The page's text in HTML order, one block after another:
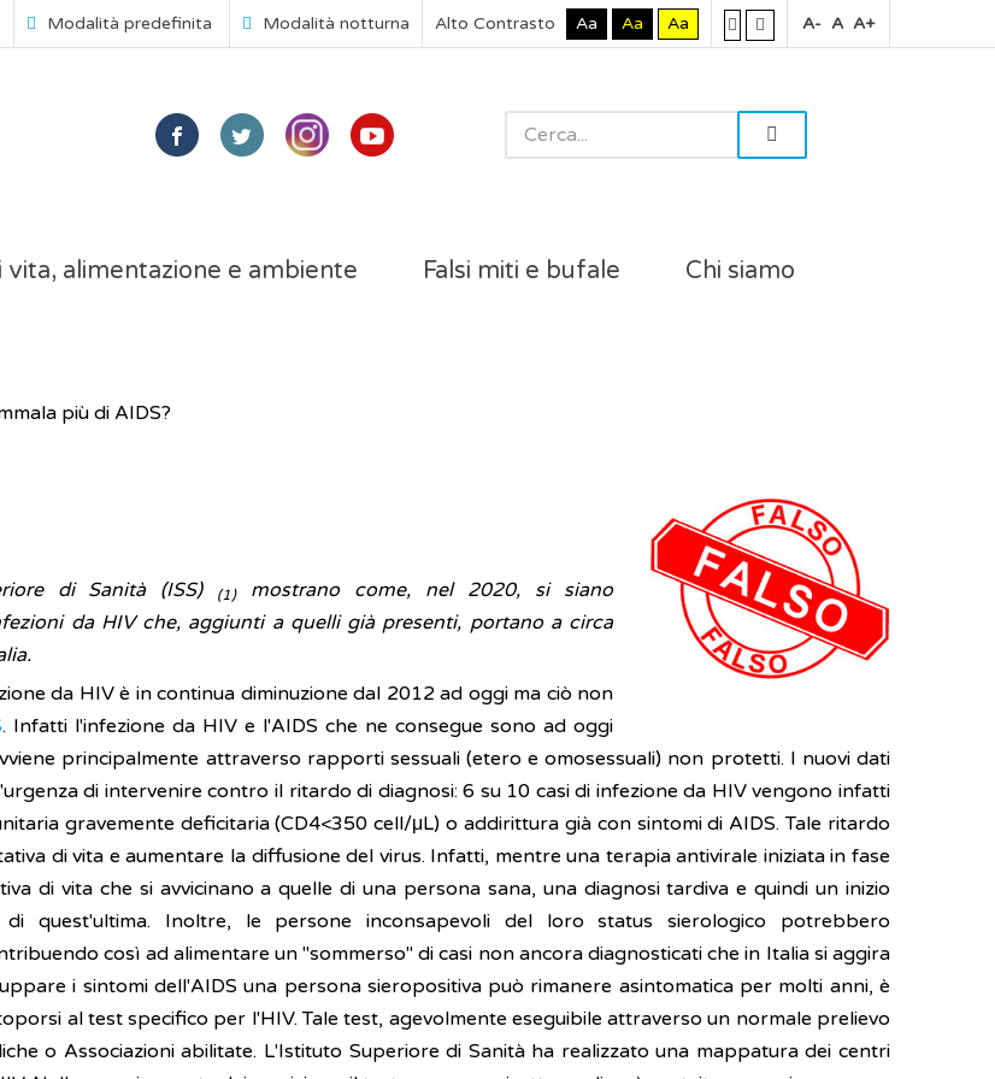
Modalità predefinita Modalità notturna Alto Contrasto Aa Aa Aa A- A A+
vita, alimentazione e ambiente Falsi miti e bufale Chi siamo
più di AIDS?
di Sanità (ISS) (1)mostrano come, nel 2020, si siano
da HIV che, aggiunti a quelli già presenti, portano a circa
da HIV è in continua diminuzione dal 2012 ad oggi ma ciò non
. Infatti l'infezione da HIV e l'AIDS che ne consegue sono ad oggi
principalmente attraverso rapporti sessuali (etero e omosessuali) non protetti. I nuovi dati
di intervenire contro il ritardo di diagnosi: 6 su 10 casi di infezione da HIV vengono infatti
gravemente deficitaria (CD4<350 cell/μL) o addirittura già con sintomi di AIDS. Tale ritardo
di vita e aumentare la diffusione del virus. Infatti, mentre una terapia antivirale iniziata in fase
di vita che si avvicinano a quelle di una persona sana, una diagnosi tardiva e quindi un inizio
quest'ultima. Inoltre, le persone inconsapevoli del loro status sierologico potrebbero
così ad alimentare un "sommerso" di casi non ancora diagnosticati che in Italia si aggira
i sintomi dell'AIDS una persona sieropositiva può rimanere asintomatica per molti anni, è
al test specifico per l'HIV. Tale test, agevolmente eseguibile attraverso un normale prelievo
o Associazioni abilitate. L'Istituto Superiore di Sanità ha realizzato una mappatura dei centri